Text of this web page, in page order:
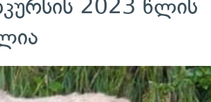
2023 წლის